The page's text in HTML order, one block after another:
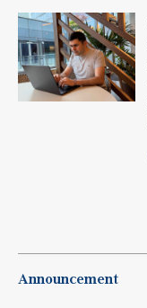
Announcement